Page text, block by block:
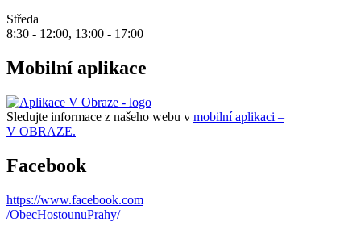
Středa
8:30 - 12:00, 13:00 - 17:00
Mobilní aplikace
Sledujte informace z našeho webu v mobilní aplikaci –
V OBRAZE.
Facebook
https://www.facebook.com
/ObecHostounuPrahy/